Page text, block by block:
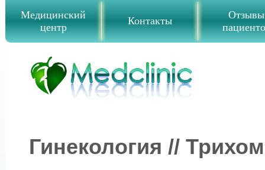
Медицинский
центр
Контакты
Отзывы
Гинекология //